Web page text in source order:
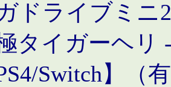
ドライブミニ
タイガーヘリ
PS4/Switch】（